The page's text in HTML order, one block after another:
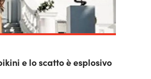
e lo scatto è esplosivo